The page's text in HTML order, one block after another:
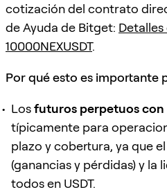
cotización del contrato
de Ayuda de Bitget:
10000NEXUSDT.
Por qué esto es importante
Losfuturos perpetuos con
típicamente para
plazo y cobertura, ya que
(ganancias y pérdidas) y la
todos en USDT.